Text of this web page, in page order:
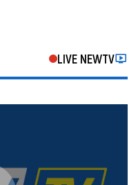
LIVE NEWTV